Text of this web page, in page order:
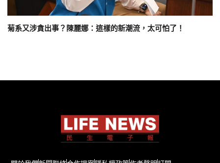
菊系又涉貪出事？陳麗娜：這樣的新潮流，太可怕了！